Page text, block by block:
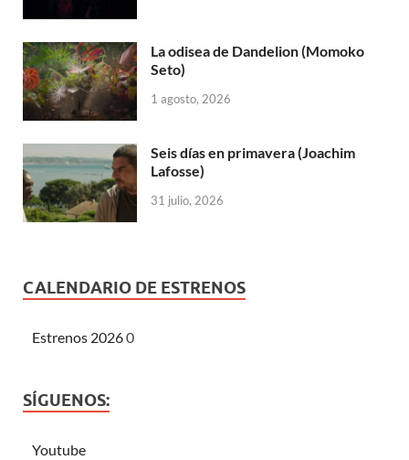
La odisea de Dandelion (Momoko
Seto)
1 agosto, 2026
Seis días en primavera (Joachim
Lafosse)
31 julio, 2026
CALENDARIO DE ESTRENOS
Estrenos 20260
SÍGUENOS:
Youtube